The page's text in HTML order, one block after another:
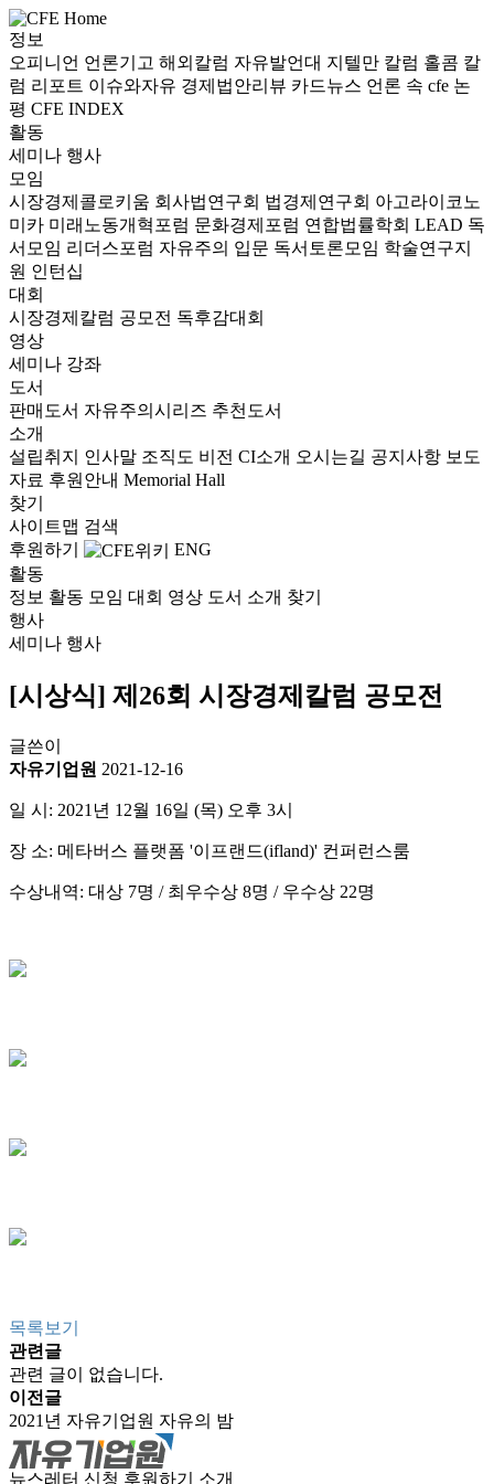
정보
오피니언 언론기고 해외칼럼 자유발언대 지텔만 칼럼 홀콤 칼
럼 리포트 이슈와자유 경제법안리뷰 카드뉴스 언론 속 cfe 논
평 CFE INDEX
활동
세미나 행사
모임
시장경제콜로키움 회사법연구회 법경제연구회 아고라이코노
미카 미래노동개혁포럼 문화경제포럼 연합법률학회 LEAD 독
서모임 리더스포럼 자유주의 입문 독서토론모임 학술연구지
원 인턴십
대회
시장경제칼럼 공모전 독후감대회
영상
세미나 강좌
도서
판매도서 자유주의시리즈 추천도서
소개
설립취지 인사말 조직도 비전 CI소개 오시는길 공지사항 보도
자료 후원안내 Memorial Hall
찾기
사이트맵 검색
후원하기
ENG
활동
정보 활동 모임 대회 영상 도서 소개 찾기
행사
세미나 행사
[시상식] 제26회 시장경제칼럼 공모전
글쓴이
자유기업원 2021-12-16
일 시: 2021년 12월 16일 (목) 오후 3시
장 소: 메타버스 플랫폼 '이프랜드(ifland)' 컨퍼런스룸
수상내역: 대상 7명 / 최우수상 8명 / 우수상 22명
목록보기
관련글
관련 글이 없습니다.
이전글
2021년 자유기업원 자유의 밤
뉴스레터 신청 후원하기 소개